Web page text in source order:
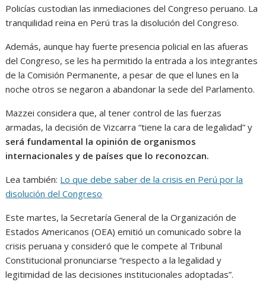
Policías custodian las inmediaciones del Congreso peruano. La
tranquilidad reina en Perú tras la disolución del Congreso.
Además, aunque hay fuerte presencia policial en las afueras
del Congreso, se les ha permitido la entrada a los integrantes
de la Comisión Permanente, a pesar de que el lunes en la
noche otros se negaron a abandonar la sede del Parlamento.
Mazzei considera que, al tener control de las fuerzas
armadas, la decisión de Vizcarra “tiene la cara de legalidad” y
será fundamental la opinión de organismos
internacionales y de países que lo reconozcan.
Lea también: Lo que debe saber de la crisis en Perú por la
disolución del Congreso
Este martes, la Secretaría General de la Organización de
Estados Americanos (OEA) emitió un comunicado sobre la
crisis peruana y consideró que le compete al Tribunal
Constitucional pronunciarse “respecto a la legalidad y
legitimidad de las decisiones institucionales adoptadas”.